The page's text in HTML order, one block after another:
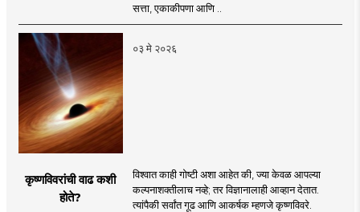
सत्ता, एकाकीपणा आणि ..
०३ मे २०२६
कृष्णविवरांची वाढ कशी
होते?
विश्वात काही गोष्टी अशा आहेत की, ज्या केवळ आपल्या
कल्पनाशक्तीलाच नव्हे; तर विज्ञानालाही आव्हान देतात.
त्यांपैकी सर्वांत गूढ आणि आकर्षक म्हणजे कृष्णविवरे.